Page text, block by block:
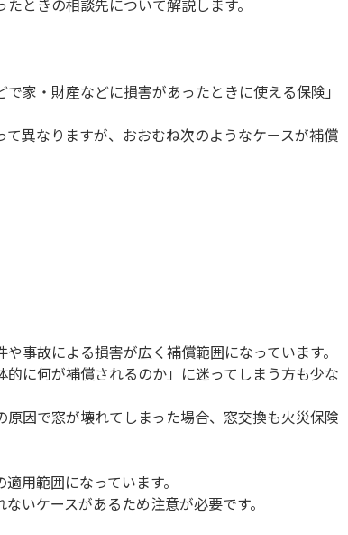
ときの相談先について解説します。
家・財産などに損害があったときに使える保険」
異なりますが、おおむね次のようなケースが補償
事故による損害が広く補償範囲になっています。
に何が補償されるのか」に迷ってしまう方も少な
因で窓が壊れてしまった場合、窓交換も火災保険
用範囲になっています。
いケースがあるため注意が必要です。